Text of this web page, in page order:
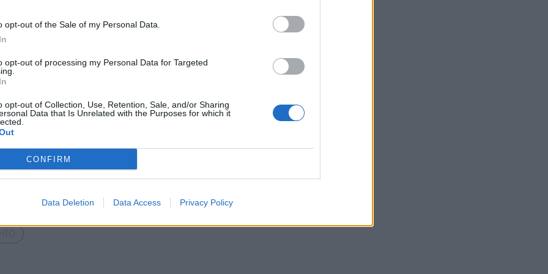
opt-out of the Sale of my Personal Data.
opt-out of processing my Personal Data for Targeted
opt-out of Collection, Use, Retention, Sale, and/or Sharing
Data that Is Unrelated with the Purposes for which it
CONFIRM
Data Deletion Data Access Privacy Policy
πολίτες που ζουν στην Ιταλία με την
την μικρή στο σπίτι τους όπου, όπως
Η επιχείρηση της ιταλικής αστυνομίας
αυτή καταβάλλονται προσπάθειες για να
του παιδιού που, σύμφωνα με τις μέχρι
Αύγουστο.